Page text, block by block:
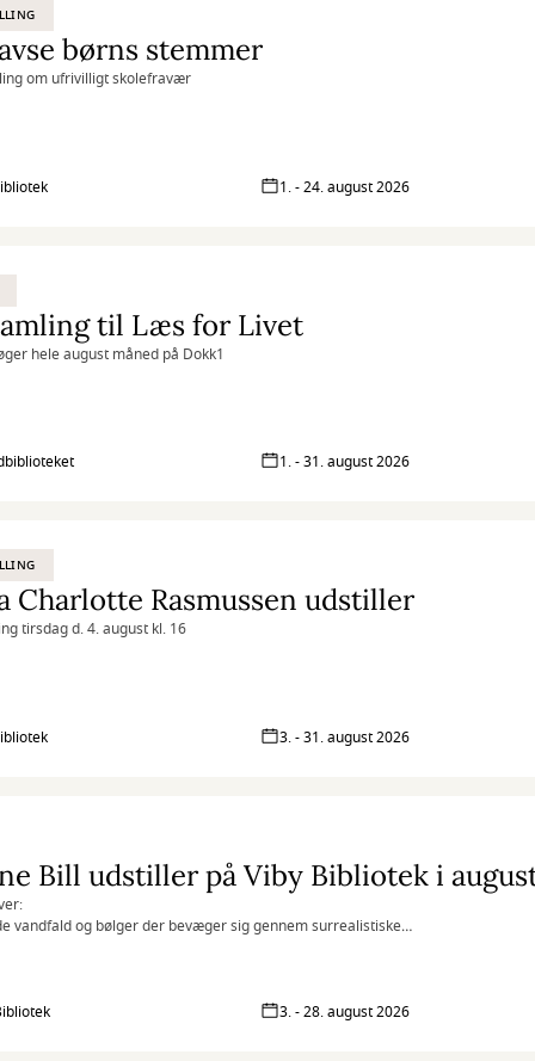
børns stemmer
om ufrivilligt skolefravær
1. - 24. august 2026
til Læs for Livet
hele august måned på Dokk1
1. - 31. august 2026
Charlotte Rasmussen udstiller
tirsdag d. 4. august kl. 16
3. - 31. august 2026
Bill udstiller på Viby Bibliotek i
vandfald og bølger der bevæger sig gennem surrealistiske
til beskueren.
3. - 28. august 2026